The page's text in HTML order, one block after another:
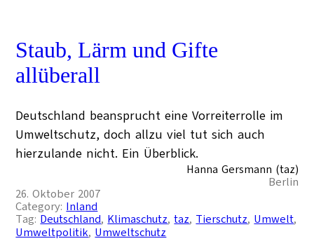
Staub, Lärm und Gifte
allüberall
Deutschland beansprucht eine Vorreiterrolle im
Umweltschutz, doch allzu viel tut sich auch
hierzulande nicht. Ein Überblick.
Hanna Gersmann (taz)
Berlin
26. Oktober 2007
Category: Inland
Tag: Deutschland, Klimaschutz, taz, Tierschutz, Umwelt
Umweltpolitik, Umweltschutz